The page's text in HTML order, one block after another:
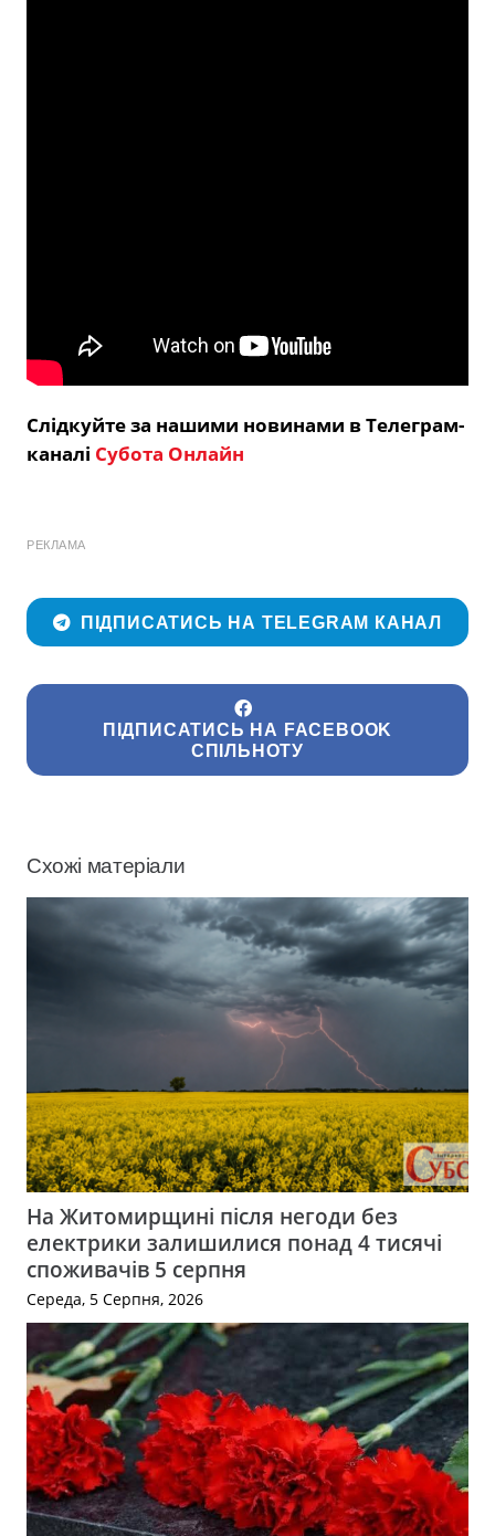
Слідкуйте за нашими новинами в Телеграм-
каналі Субота Онлайн
РЕКЛАМА
ПІДПИСАТИСЬ НА TELEGRAM КАНАЛ
ПІДПИСАТИСЬ НА FACEBOOK
СПІЛЬНОТУ
Схожі матеріали
На Житомирщині після негоди без
електрики залишилися понад 4 тисячі
споживачів 5 серпня
Середа, 5 Серпня, 2026